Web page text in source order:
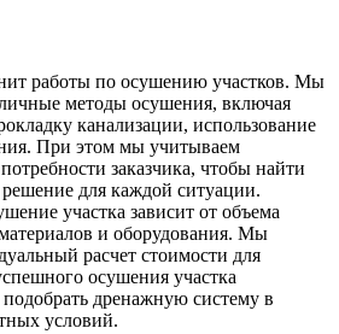
работы по осушению участков. Мы
методы осушения, включая
канализации, использование
При этом мы учитываем
заказчика, чтобы найти
для каждой ситуации.
участка зависит от объема
и оборудования. Мы
расчет стоимости для
осушения участка
дренажную систему в
условий.